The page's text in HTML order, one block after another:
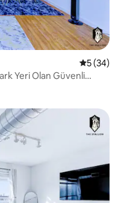
55 (34)
Yeri Olan Güvenli